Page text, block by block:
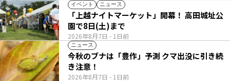
イベント ニュース
2026年8月7日 - 1日前
「上越ナイトマーケット」開幕！ 高田城址公
園で8日(土)まで
ニュース
2026年8月7日 - 1日前
今秋のブナは「豊作」予測 クマ出没に引き続
き注意！